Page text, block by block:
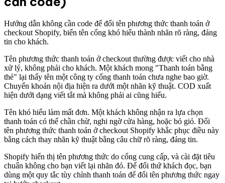
Hướng dẫn không cần code để đổi tên phương thức thanh toán ở
checkout Shopify, biến tên cổng khó hiểu thành nhãn rõ ràng, đáng
tin cho khách.
Tên phương thức thanh toán ở checkout thường được viết cho nhà
xử lý, không phải cho khách. Một khách mong "Thanh toán bằng
thẻ" lại thấy tên một công ty cổng thanh toán chưa nghe bao giờ.
Chuyển khoản nội địa hiện ra dưới một nhãn kỹ thuật. COD xuất
hiện dưới dạng viết tắt mà không phải ai cũng hiểu.
Tên khó hiểu làm mất đơn. Một khách không nhận ra lựa chọn
thanh toán có thể chần chừ, nghi ngờ cửa hàng, hoặc bỏ giỏ. Đổi
tên phương thức thanh toán ở checkout Shopify khắc phục điều này
bằng cách thay nhãn kỹ thuật bằng câu chữ rõ ràng, đáng tin.
Shopify hiển thị tên phương thức do cổng cung cấp, và cài đặt tiêu
chuẩn không cho bạn viết lại nhãn đó. Để đổi thứ khách đọc, bạn
dùng một quy tắc tùy chỉnh thanh toán để đổi tên phương thức ngay